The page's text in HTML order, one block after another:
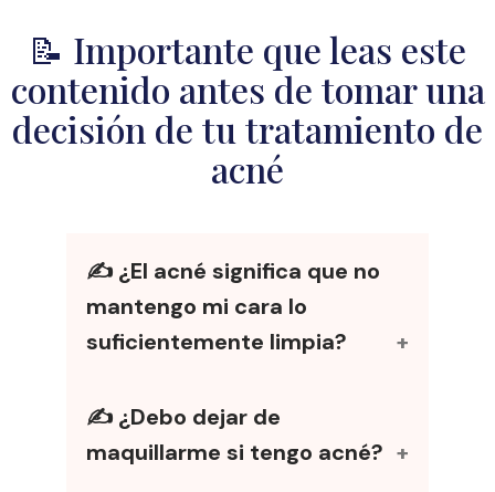
📝 Importante que leas este
contenido antes de tomar una
decisión de tu tratamiento de
acné
✍️ ¿El acné significa que no
mantengo mi cara lo
suficientemente limpia?
la cara con demasiada fuerza puede
agravar el acné, y el uso de
astringentes a base de alcohol puede
✍️ ¿Debo dejar de
maquillarme si tengo acné?